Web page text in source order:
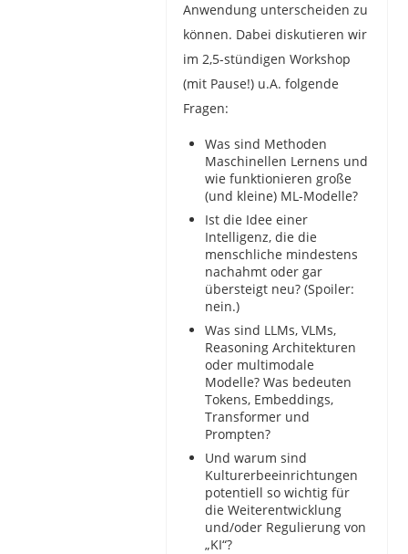
Anwendung unterscheiden zu
können. Dabei diskutieren wir
im 2,5-stündigen Workshop
(mit Pause!) u.A. folgende
Fragen:
Was sind Methoden
Maschinellen Lernens und
wie funktionieren große
(und kleine) ML-Modelle?
Ist die Idee einer
Intelligenz, die die
menschliche mindestens
nachahmt oder gar
übersteigt neu? (Spoiler:
nein.)
Was sind LLMs, VLMs,
Reasoning Architekturen
oder multimodale
Modelle? Was bedeuten
Tokens, Embeddings,
Transformer und
Prompten?
Und warum sind
Kulturerbeeinrichtungen
potentiell so wichtig für
die Weiterentwicklung
und/oder Regulierung von
„KI“?